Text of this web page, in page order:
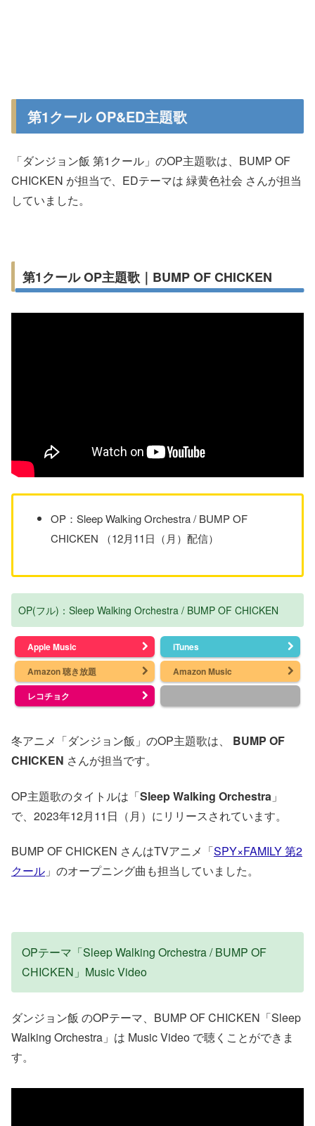
第1クール OP&ED主題歌
「ダンジョン飯 第1クール」のOP主題歌は、BUMP OF
CHICKEN が担当で、EDテーマは 緑黄色社会 さんが担当
していました。
第1クール OP主題歌｜BUMP OF CHICKEN
OP：Sleep Walking Orchestra / BUMP OF
CHICKEN （12月11日（月）配信）
OP(フル)：Sleep Walking Orchestra / BUMP OF CHICKEN
Apple Music
iTunes
Amazon 聴き放題
Amazon Music
レコチョク
冬アニメ「ダンジョン飯」のOP主題歌は、 BUMP OF
CHICKEN さんが担当です。
OP主題歌のタイトルは「Sleep Walking Orchestra 」
で、2023年12月11日（月）にリリースされています。
BUMP OF CHICKEN さんはTVアニメ「SPY×FAMILY 第2
クール 」のオープニング曲も担当していました。
OPテーマ「Sleep Walking Orchestra / BUMP OF
CHICKEN」Music Video
ダンジョン飯 のOPテーマ、BUMP OF CHICKEN「Sleep
Walking Orchestra」は Music Video で聴くことができま
す。